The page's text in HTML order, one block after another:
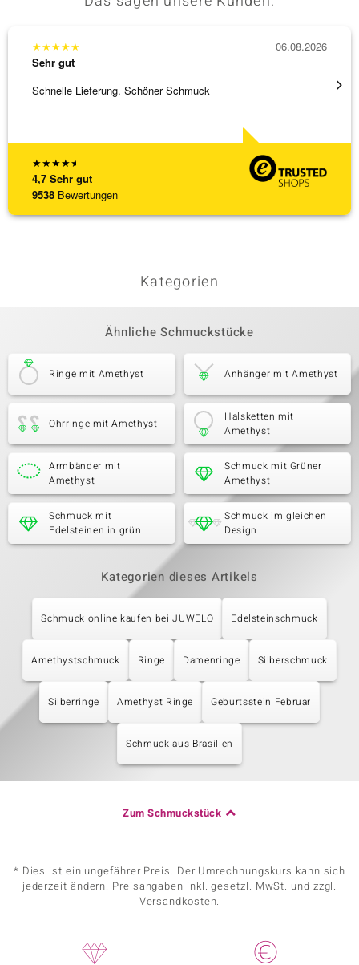
★★★★★
4,7 Sehr gut
9538 Bewertungen
★★★★★
Sehr gut
Schnelle Lieferung. Schöner Schmuck
06.08.2026
Kategorien
Ähnliche Schmuckstücke
Ringe mit Amethyst Anhänger mit Amethyst
Ohrringe mit Amethyst
Halsketten mit
Amethyst
Armbänder mit
Amethyst
Schmuck mit Grüner
Amethyst
Schmuck mit
Edelsteinen in grün
Schmuck im gleichen
Design
Kategorien dieses Artikels
Schmuck online kaufen bei JUWELO Edelsteinschmuck
Amethystschmuck Ringe Damenringe Silberschmuck
Silberringe Amethyst Ringe Geburtsstein Februar
Schmuck aus Brasilien
Zum Schmuckstück
* Dies ist ein ungefährer Preis. Der Umrechnungskurs kann sich
jederzeit ändern. Preisangaben inkl. gesetzl. MwSt. und zzgl.
Versandkosten.